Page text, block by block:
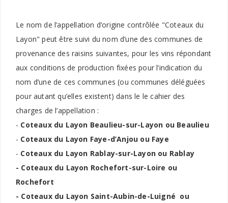
Le nom de l’appellation d’origine contrôlée "Coteaux du
Layon" peut être suivi du nom d’une des communes de
provenance des raisins suivantes, pour les vins répondant
aux conditions de production fixées pour l’indication du
nom d’une de ces communes (ou communes déléguées
pour autant qu’elles existent) dans le le cahier des
charges de l’appellation :
- Coteaux du Layon Beaulieu-sur-Layon ou Beaulieu
- Coteaux du Layon Faye-d’Anjou ou Faye
- Coteaux du Layon Rablay-sur-Layon ou Rablay
- Coteaux du Layon Rochefort-sur-Loire ou
Rochefort
- Coteaux du Layon Saint-Aubin-de-Luigné ou